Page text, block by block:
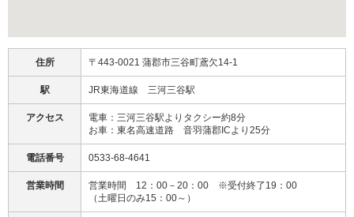
住所 〒443-0021 蒲郡市三谷町鳶欠14-1
駅 JR東海道線 三河三谷駅
アクセス
電車：三河三谷駅よりタクシー約8分
お車：東名高速道路 音羽蒲郡ICより25分
電話番号 0533-68-4641
営業時間
営業時間 12：00－20：00 ※受付終了19：00
（土曜日のみ15：00～）